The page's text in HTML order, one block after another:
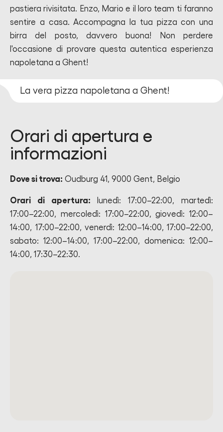
pastiera rivisitata. Enzo, Mario e il loro team ti faranno
sentire a casa. Accompagna la tua pizza con una
birra del posto, davvero buona! Non perdere
l'occasione di provare questa autentica esperienza
napoletana a Ghent!
La vera pizza napoletana a Ghent!
Orari di apertura e
informazioni
Dove si trova: Oudburg 41, 9000 Gent, Belgio
Orari di apertura: lunedì: 17:00–22:00, martedì:
17:00–22:00, mercoledì: 17:00–22:00, giovedì: 12:00–
14:00, 17:00–22:00, venerdì: 12:00–14:00, 17:00–22:00,
sabato: 12:00–14:00, 17:00–22:00, domenica: 12:00–
14:00, 17:30–22:30.